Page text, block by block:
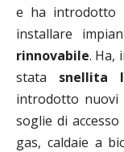
e ha introdotto
installare
rinnovabile. Ha,
stata snellita
introdotto nuovi
soglie di
gas, caldaie a